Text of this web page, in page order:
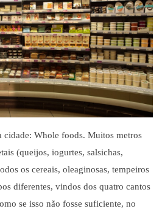
cidade: Whole foods. Muitos metros
(queijos, iogurtes, salsichas,
os cereais, oleaginosas, tempeiros
diferentes, vindos dos quatro cantos
se isso não fosse suficiente, no